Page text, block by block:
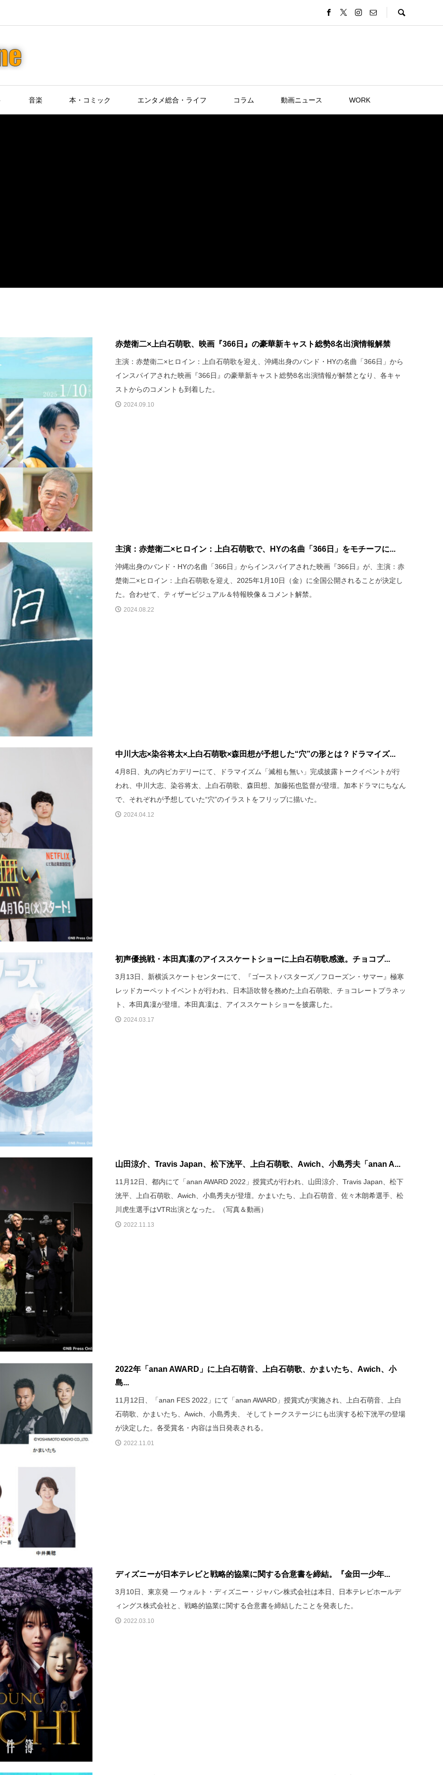
音楽 本・コミック エンタメ総合・ライフ コラム 動画ニュース WORK
赤楚衛二×上白石萌歌、映画『366日』の豪華新キャスト総勢8名出演情報解禁
主演：赤楚衛二×ヒロイン：上白石萌歌を迎え、沖縄出身のバンド・HYの名曲「366日」から
インスパイアされた映画『366日』の豪華新キャスト総勢8名出演情報が解禁となり、各キャ
ストからのコメントも到着した。
2024.09.10
主演：赤楚衛二×ヒロイン：上白石萌歌で、HYの名曲「366日」をモチーフに...
沖縄出身のバンド・HYの名曲「366日」からインスパイアされた映画『366日』が、主演：赤
楚衛二×ヒロイン：上白石萌歌を迎え、2025年1月10日（金）に全国公開されることが決定し
た。合わせて、ティザービジュアル＆特報映像＆コメント解禁。
2024.08.22
中川大志×染谷将太×上白石萌歌×森田想が予想した“穴”の形とは？ドラマイズ...
4月8日、丸の内ピカデリーにて、ドラマイズム「滅相も無い」完成披露トークイベントが行
われ、中川大志、染谷将太、上白石萌歌、森田想、加藤拓也監督が登壇。加本ドラマにちなん
で、それぞれが予想していた“穴”のイラストをフリップに描いた。
2024.04.12
初声優挑戦・本田真凜のアイススケートショーに上白石萌歌感激。チョコプ...
3月13日、新横浜スケートセンターにて、『ゴーストバスターズ／フローズン・サマー』極寒
レッドカーペットイベントが行われ、日本語吹替を務めた上白石萌歌、チョコレートプラネッ
ト、本田真凜が登壇。本田真凜は、アイススケートショーを披露した。
2024.03.17
山田涼介、Travis Japan、松下洸平、上白石萌歌、Awich、小島秀夫「anan A...
11月12日、都内にて「anan AWARD 2022」授賞式が行われ、山田涼介、Travis Japan、松下
洸平、上白石萌歌、Awich、小島秀夫が登壇。かまいたち、上白石萌音、佐々木朗希選手、松
川虎生選手はVTR出演となった。（写真＆動画）
2022.11.13
2022年「anan AWARD」に上白石萌音、上白石萌歌、かまいたち、Awich、小
島...
11月12日、「anan FES 2022」にて「anan AWARD」授賞式が実施され、上白石萌音、上白
石萌歌、かまいたち、Awich、小島秀夫、 そしてトークステージにも出演する松下洸平の登場
が決定した。各受賞名・内容は当日発表される。
2022.11.01
ディズニーが日本テレビと戦略的協業に関する合意書を締結。『金田一少年...
3月10日、東京発 ― ウォルト・ディズニー・ジャパン株式会社は本日、日本テレビホールデ
ィングス株式会社と、戦略的協業に関する合意書を締結したことを発表した。
2022.03.10